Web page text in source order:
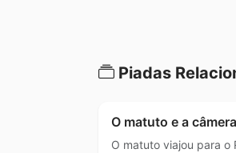
Piadas
O matuto e a câmera
O matuto viajou para o